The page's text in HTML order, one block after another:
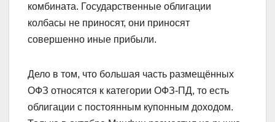
комбината. Государственные облигации
колбасы не приносят, они приносят
совершенно иные прибыли.
Дело в том, что большая часть размещённых
ОФЗ относятся к категории ОФЗ‑ПД, то есть
облигации с постоянным купонным доходом.